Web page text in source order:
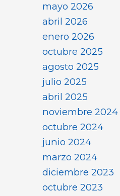
mayo 2026
abril 2026
enero 2026
octubre 2025
agosto 2025
julio 2025
abril 2025
noviembre 2024
octubre 2024
junio 2024
marzo 2024
diciembre 2023
octubre 2023